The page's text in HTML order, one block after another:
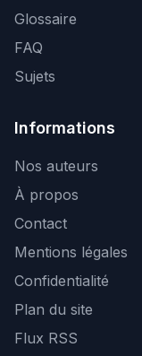
Glossaire
FAQ
Sujets
Informations
Nos auteurs
À propos
Contact
Mentions légales
Confidentialité
Plan du site
Flux RSS